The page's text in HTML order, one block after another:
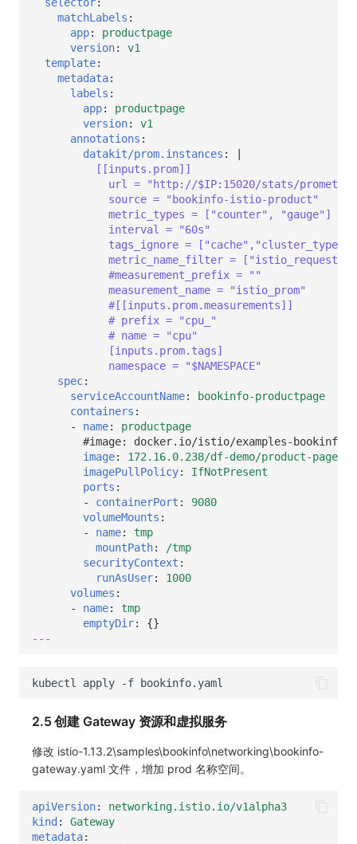
matchLabels :
app:
productpage
version:
v1
template:
metadata:
labels :
app:
productpage
version:
v1
annotations :
datakit/prom.instances :
|
[[inputs.prom]]
url = "http://$IP:15020/stats/
source = "bookinfo-istio-product"
metric_types = ["counter", "gauge"]
interval = "60s"
tags_ignore =
metric_name_filter =
#measurement_prefix = ""
measurement_name = "istio_prom"
#[[inputs.prom.measurements]]
# prefix = "cpu_"
# name = "cpu"
[inputs.prom.tags]
namespace = "$NAMESPACE"
spec:
serviceAccountName:
bookinfo-productpage
containers :
-
name:
productpage
#image: docker.io/istio/examples-bookinfo-
image:
172.16.0.238/df-demo/product-page:v1
imagePullPolicy:
IfNotPresent
ports :
-
containerPort :
9080
volumeMounts :
-
name:
tmp
mountPath:
/tmp
securityContext :
runAsUser:
1000
volumes :
-
name:
tmp
emptyDir:
{}
---
kubectl apply -f
2.5 创建 Gateway 资源和虚拟服务
修改 istio-1.13.2\samples\bookinfo\networking\bookinfo-
gateway.yaml 文件，增加 prod 名称空间。
apiVersion:
networking.istio.io/v1alpha3
kind :
Gateway
metadata: